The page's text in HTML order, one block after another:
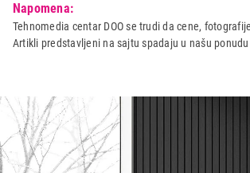
Naziv i vrsta robe:
MIKSER
Uvoznik:
EWE
Napomena:
Tehnomedia centar DOO se trudi da cene,
Artikli predstavljeni na sajtu spadaju u našu